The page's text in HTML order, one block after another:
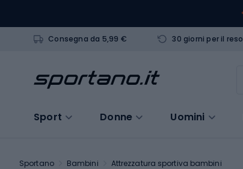
Consegna da 5,99 € 30 giorni per il reso
Sport Donne Uomini
Sportano Bambini Attrezzatura sportiva bambini